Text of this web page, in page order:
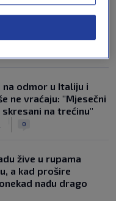
odmor u Italiju i
ne vraćaju: "Mjesečni
na trećinu"
0
žive u rupama
a kad prošire
nađu drago